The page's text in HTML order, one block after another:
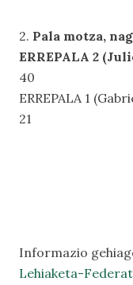
2. Pala motza,
ERREPALA 2
40
ERREPALA 1
21
Informazio
Lehiaketa-